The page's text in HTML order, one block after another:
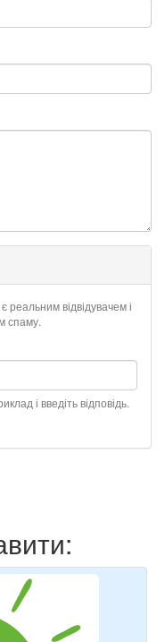
відвідувачем і
спаму.
і введіть відповідь.